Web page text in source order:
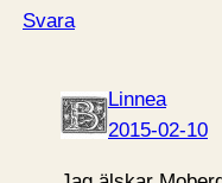
Svara
Linnea
2015-02-10